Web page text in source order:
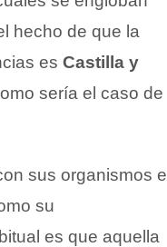
hecho de que la
es Castilla y
sería el caso de
sus organismos e
su
es que aquella